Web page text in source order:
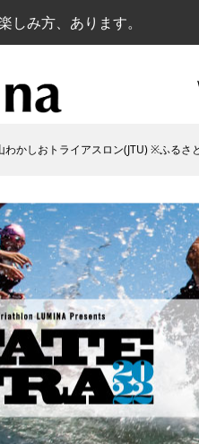
しみ方、あります。
わかしおトライアスロン(JTU) ※ふるさ